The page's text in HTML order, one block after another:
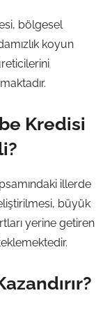
bölgesel
koyun
Kredisi
illerde
büyük
yerine getiren